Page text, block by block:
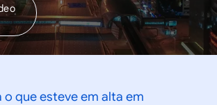
o que esteve em alta em